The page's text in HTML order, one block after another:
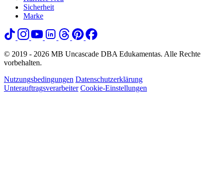
Sicherheit
Marke
© 2019 - 2026 MB Uncascade DBA Edukamentas. Alle Rechte
vorbehalten.
Nutzungsbedingungen Datenschutzerklärung
Unterauftragsverarbeiter Cookie-Einstellungen